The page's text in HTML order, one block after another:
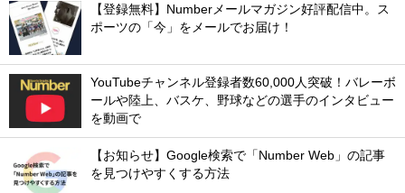
【登録無料】Numberメールマガジン好評配信中。ス
ポーツの「今」をメールでお届け！
YouTubeチャンネル登録者数60,000人突破！バレーボ
ールや陸上、バスケ、野球などの選手のインタビュー
を動画で
【お知らせ】Google検索で「Number Web」の記事
を見つけやすくする方法